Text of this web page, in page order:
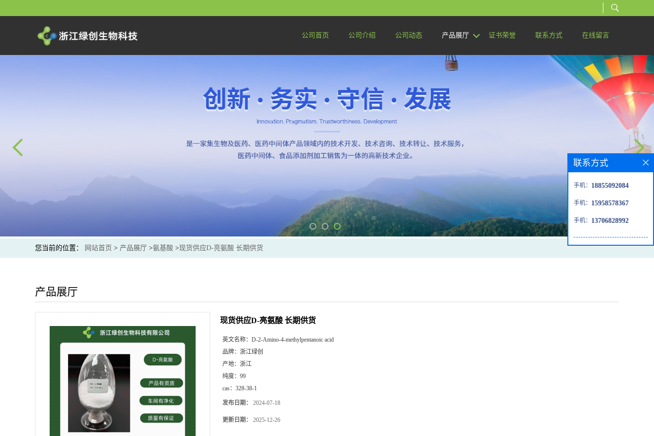
公司首页 公司介绍 公司动态 产品展厅 证书荣誉 联系方式 在线留言
您当前的位置： 网站首页 > 产品展厅 >氨基酸 >现货供应D-亮氨酸 长期供货
产品展厅
现货供应D-亮氨酸 长期供货
英文名称： D-2-Amino-4-methylpentanoic acid
品牌： 浙江绿创
产地： 浙江
纯度： 99
cas： 328-38-1
发布日期： 2024-07-18
更新日期： 2025-12-26
联系方式
手机： 18855092084
手机： 15958578367
手机： 13706828992